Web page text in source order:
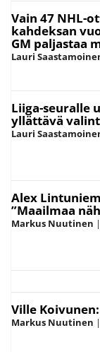
Vain 47 NHL-
kahdeksan
GM paljastaa
Lauri
Liiga-seuralle
yllättävä
Lauri
Alex
”Maailmaa
Markus Nuutinen |
Ville
Markus Nuutinen |